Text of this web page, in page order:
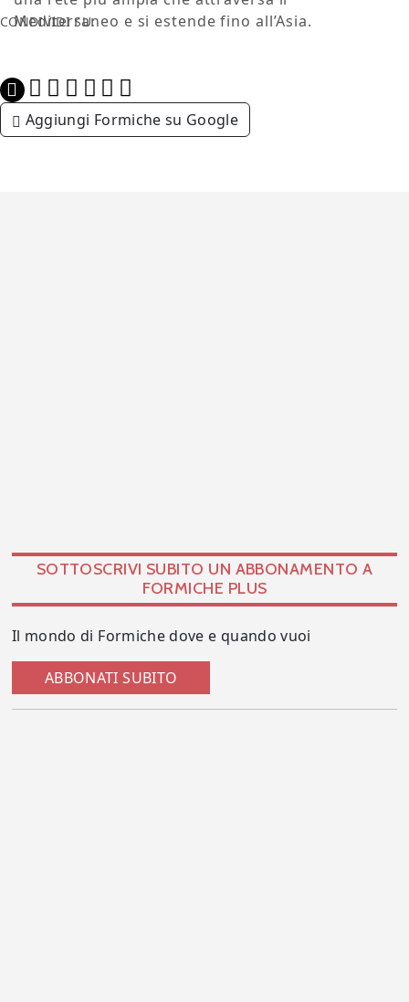
Mediterraneo e si estende fino all’Asia.
CONDIVIDI SU:
Aggiungi Formiche su Google
SOTTOSCRIVI SUBITO UN ABBONAMENTO A
FORMICHE PLUS
Il mondo di Formiche dove e quando vuoi
ABBONATI SUBITO